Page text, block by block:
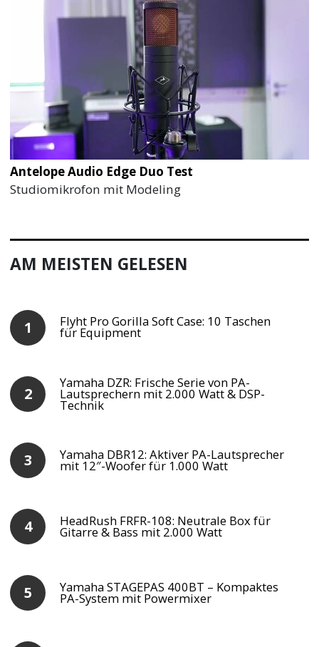
Antelope Audio Edge Duo Test
Studiomikrofon mit Modeling
AM MEISTEN GELESEN
Flyht Pro Gorilla Soft Case: 10 Taschen
für Equipment
Yamaha DZR: Frische Serie von PA-
Lautsprechern mit 2.000 Watt & DSP-
Technik
Yamaha DBR12: Aktiver PA-Lautsprecher
mit 12″-Woofer für 1.000 Watt
HeadRush FRFR-108: Neutrale Box für
Gitarre & Bass mit 2.000 Watt
Yamaha STAGEPAS 400BT – Kompaktes
PA-System mit Powermixer